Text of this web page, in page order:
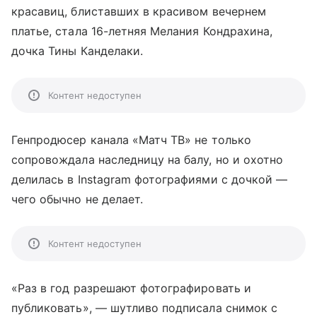
красавиц, блиставших в красивом вечернем
платье, стала 16-летняя Мелания Кондрахина,
дочка Тины Канделаки.
Контент недоступен
Генпродюсер канала «Матч ТВ» не только
сопровождала наследницу на балу, но и охотно
делилась в Instagram фотографиями с дочкой —
чего обычно не делает.
Контент недоступен
«Раз в год разрешают фотографировать и
публиковать», — шутливо подписала снимок с